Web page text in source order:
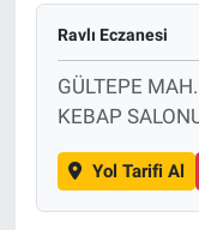
Ravlı Eczanesi
GÜLTEPE
KEBAP
Yol Tarifi Al